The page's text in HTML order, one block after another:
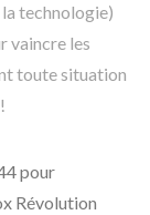
technologie)
vaincre les
toute situation
pour
Révolution